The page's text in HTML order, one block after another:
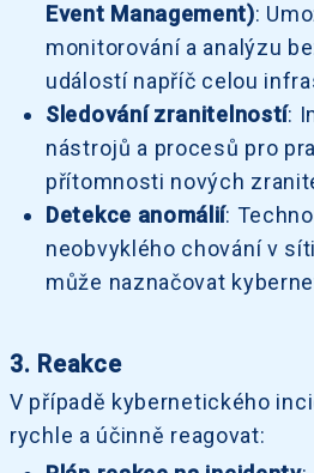
Event Management):
monitorování a analýzu
událostí napříč celou
Sledování zranitelností:
nástrojů a procesů pro
přítomnosti nových
Detekce anomálií:
neobvyklého chování v
může naznačovat
3. Reakce
V případě kybernetického
rychle a účinně reagovat: